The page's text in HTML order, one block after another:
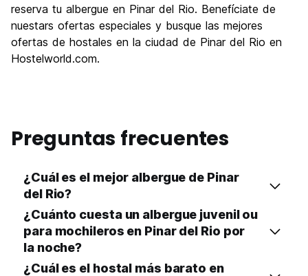
reserva tu albergue en Pinar del Rio. Benefíciate de
nuestars ofertas especiales y busque las mejores
ofertas de hostales en la ciudad de Pinar del Rio en
Hostelworld.com.
Preguntas frecuentes
¿Cuál es el mejor albergue de Pinar
del Rio?
¿Cuánto cuesta un albergue juvenil ou
para mochileros en Pinar del Rio por
la noche?
¿Cuál es el hostal más barato en